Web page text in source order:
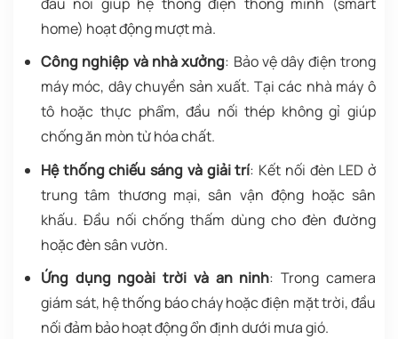
home) hoạt động mượt mà.
Công nghiệp và nhà xưởng: Bảo vệ dây điện trong
máy móc, dây chuyền sản xuất. Tại các nhà máy ô
tô hoặc thực phẩm, đầu nối thép không gỉ giúp
chống ăn mòn từ hóa chất.
Hệ thống chiếu sáng và giải trí: Kết nối đèn LED ở
trung tâm thương mại, sân vận động hoặc sân
khấu. Đầu nối chống thấm dùng cho đèn đường
hoặc đèn sân vườn.
Ứng dụng ngoài trời và an ninh: Trong camera
giám sát, hệ thống báo cháy hoặc điện mặt trời, đầu
nối đảm bảo hoạt động ổn định dưới mưa gió.